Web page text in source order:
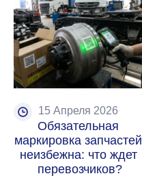
15 Апреля 2026
Обязательная
маркировка запчастей
неизбежна: что ждет
перевозчиков?